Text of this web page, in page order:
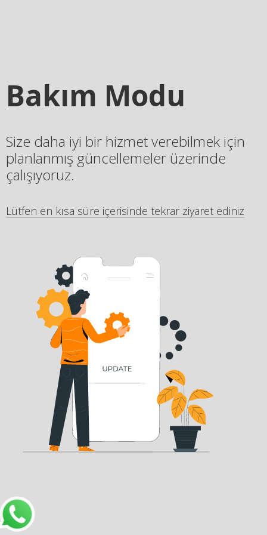
Bakım Modu
Size daha iyi bir hizmet verebilmek için
planlanmış güncellemeler üzerinde
çalışıyoruz.
Lütfen en kısa süre içerisinde tekrar ziyaret ediniz